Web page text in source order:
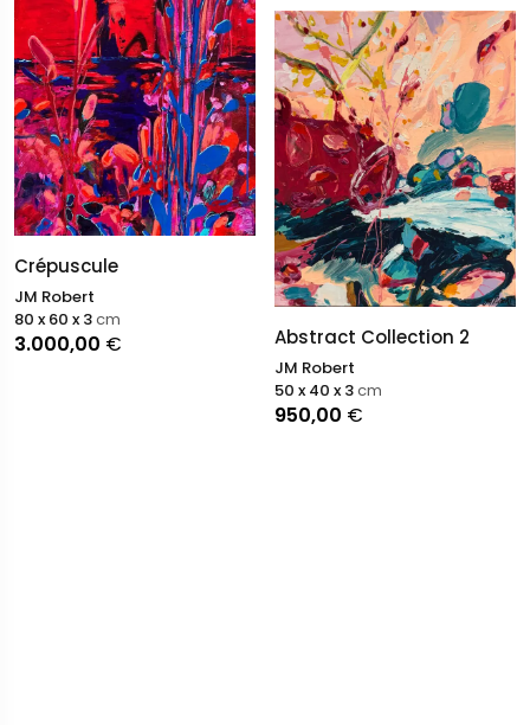
Crépuscule
JM Robert
3.000,00 €
80 x 60 x 3cm
Abstract Collection 2
JM Robert
950,00 €
50 x 40 x 3cm